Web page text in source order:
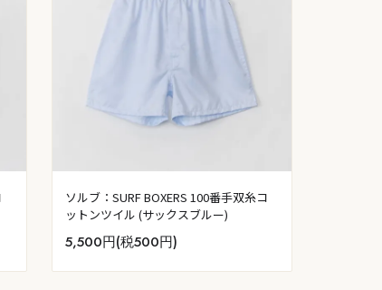
ソルブ：SURF BOXERS 100番手双糸コ
ットンツイル (サックスブルー)
5,500円(税500円)